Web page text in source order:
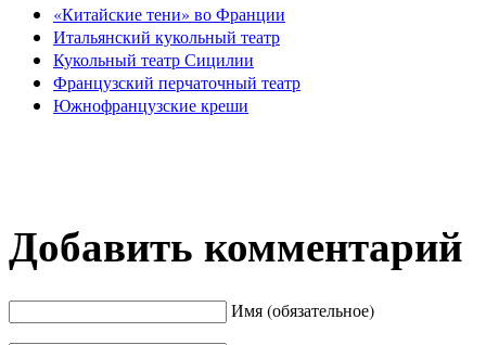
«Китайские тени» во Франции
Итальянский кукольный театр
Кукольный театр Сицилии
Французский перчаточный театр
Южнофранцузские креши
Добавить комментарий
Имя (обязательное)